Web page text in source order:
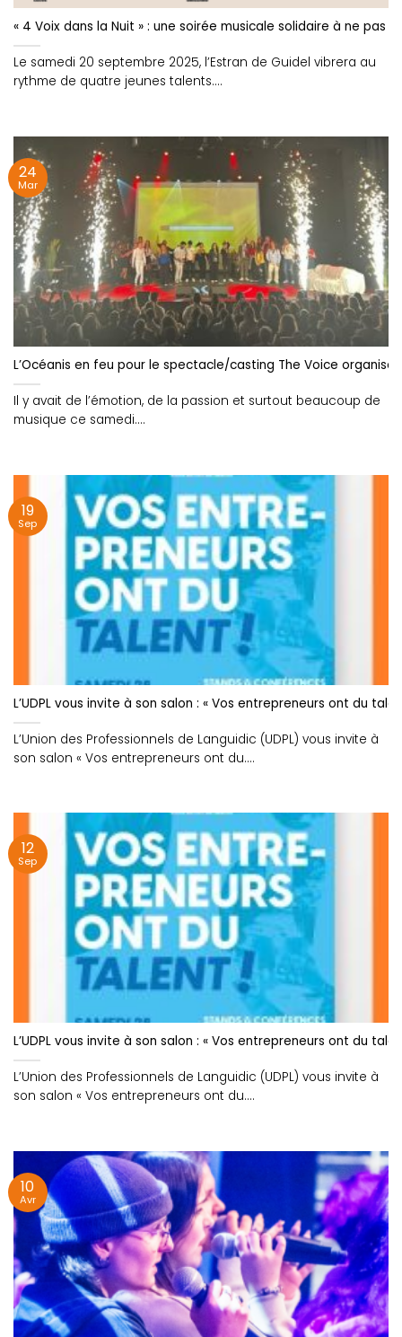
« 4 Voix dans la Nuit » : une soirée musicale solidaire à ne pas
Le samedi 20 septembre 2025, l’Estran de Guidel vibrera au
rythme de quatre jeunes talents....
L’Océanis en feu pour le spectacle/casting The Voice organisé
Il y avait de l’émotion, de la passion et surtout beaucoup de
musique ce samedi....
24
Mar
L’UDPL vous invite à son salon : « Vos entrepreneurs ont du
L’Union des Professionnels de Languidic (UDPL) vous invite à
son salon « Vos entrepreneurs ont du....
19
Sep
L’UDPL vous invite à son salon : « Vos entrepreneurs ont du
L’Union des Professionnels de Languidic (UDPL) vous invite à
son salon « Vos entrepreneurs ont du....
12
Sep
10
Avr